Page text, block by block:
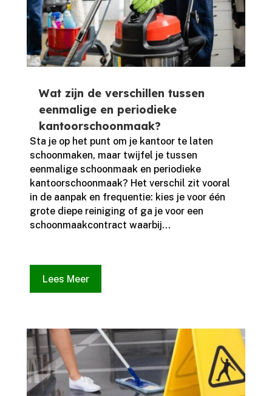
Wat zijn de verschillen tussen
eenmalige en periodieke
kantoorschoonmaak?
Sta je op het punt om je kantoor te laten
schoonmaken, maar twijfel je tussen
eenmalige schoonmaak en periodieke
kantoorschoonmaak? Het verschil zit vooral
in de aanpak en frequentie: kies je voor één
grote diepe reiniging of ga je voor een
schoonmaakcontract waarbij...
Lees Meer